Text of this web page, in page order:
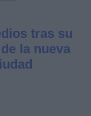
tras su
la nueva